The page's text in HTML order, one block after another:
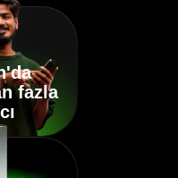
fazla